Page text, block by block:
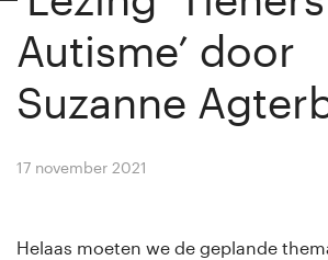
Autisme’ door
Suzanne
17 november 2021
Helaas moeten we de geplande